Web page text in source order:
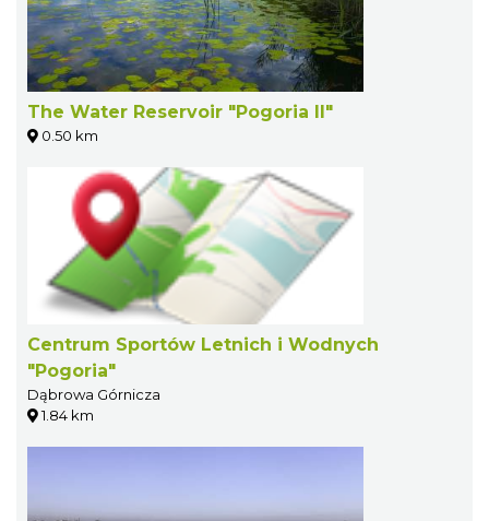
The Water Reservoir "Pogoria II"
0.50 km
Centrum Sportów Letnich i Wodnych
"Pogoria"
Dąbrowa Górnicza
1.84 km